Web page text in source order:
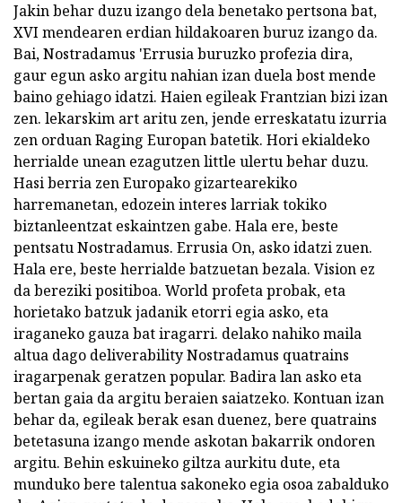
Jakin behar duzu izango dela benetako pertsona bat,
XVI mendearen erdian hildakoaren buruz izango da.
Bai, Nostradamus 'Errusia buruzko profezia dira,
gaur egun asko argitu nahian izan duela bost mende
baino gehiago idatzi. Haien egileak Frantzian bizi izan
zen. lekarskim art aritu zen, jende erreskatatu izurria
zen orduan Raging Europan batetik. Hori ekialdeko
herrialde unean ezagutzen little ulertu behar duzu.
Hasi berria zen Europako gizartearekiko
harremanetan, edozein interes larriak tokiko
biztanleentzat eskaintzen gabe. Hala ere, beste
pentsatu Nostradamus. Errusia On, asko idatzi zuen.
Hala ere, beste herrialde batzuetan bezala. Vision ez
da bereziki positiboa. World profeta probak, eta
horietako batzuk jadanik etorri egia asko, eta
iraganeko gauza bat iragarri. delako nahiko maila
altua dago deliverability Nostradamus quatrains
iragarpenak geratzen popular. Badira lan asko eta
bertan gaia da argitu beraien saiatzeko. Kontuan izan
behar da, egileak berak esan duenez, bere quatrains
betetasuna izango mende askotan bakarrik ondoren
argitu. Behin eskuineko giltza aurkitu dute, eta
munduko bere talentua sakoneko egia osoa zabalduko